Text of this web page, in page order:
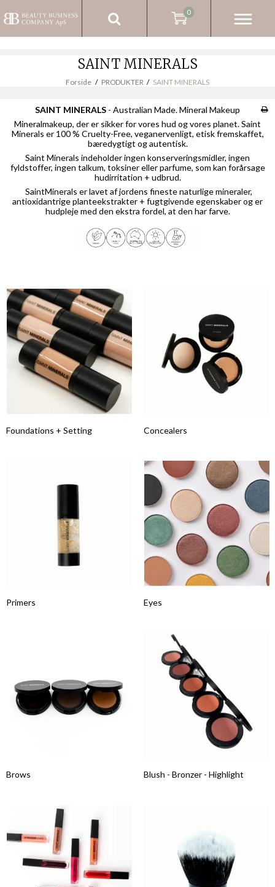
SAINT MINERALS
Forside / PRODUKTER / SAINT MINERALS
SAINT MINERALS - Australian Made. Mineral Makeup
Mineralmakeup, der er sikker for vores hud og vores planet. Saint
Minerals er 100 % Cruelty-Free, veganervenligt, etisk fremskaffet,
bæredygtigt og autentisk.
Saint Minerals indeholder ingen konserveringsmidler, ingen
fyldstoffer, ingen talkum, toksiner eller parfume, som kan forårsage
hudirritation + udbrud.
SaintMinerals er lavet af jordens fineste naturlige mineraler,
antioxidantrige planteekstrakter + fugtgivende egenskaber og er
hudpleje med den ekstra fordel, at den har farve.
Foundations + Setting Concealers
Primers Eyes
Brows Blush - Bronzer - Highlight
0